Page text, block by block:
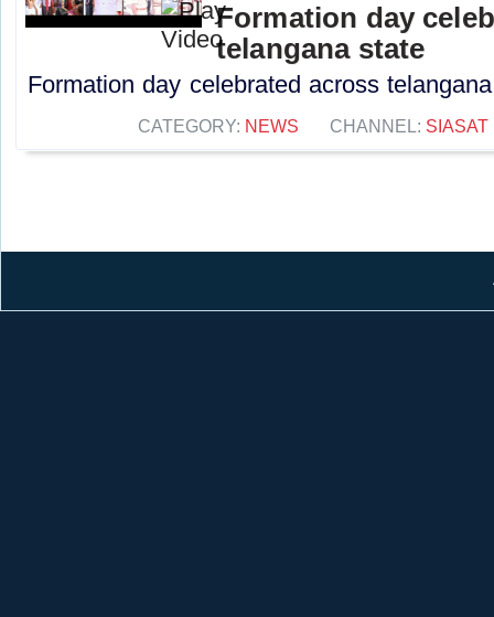
Formation day
telangana state
Formation day celebrated across
CATEGORY: NEWS CHANNEL: SIASAT